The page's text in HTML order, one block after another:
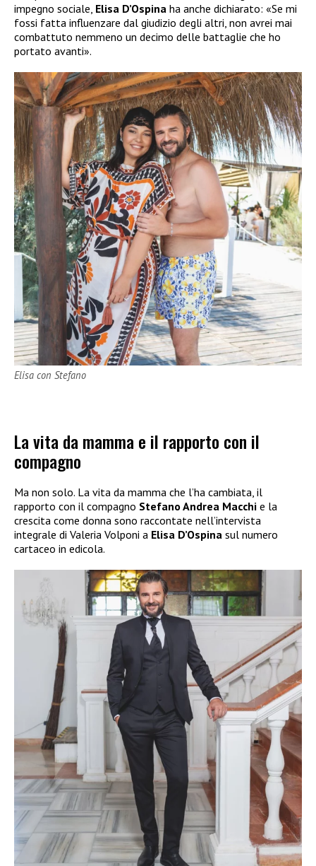
impegno sociale, Elisa D’Ospina ha anche dichiarato: «Se mi
fossi fatta influenzare dal giudizio degli altri, non avrei mai
combattuto nemmeno un decimo delle battaglie che ho
portato avanti».
Elisa con Stefano
La vita da mamma e il rapporto con il
compagno
Ma non solo. La vita da mamma che l’ha cambiata, il
rapporto con il compagno Stefano Andrea Macchi e la
crescita come donna sono raccontate nell’intervista
integrale di Valeria Volponi a Elisa D’Ospina sul numero
cartaceo in edicola.